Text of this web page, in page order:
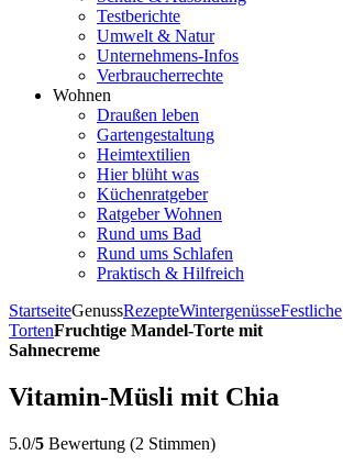
Testberichte
Umwelt & Natur
Unternehmens-Infos
Verbraucherrechte
Wohnen
Draußen leben
Gartengestaltung
Heimtextilien
Hier blüht was
Küchenratgeber
Ratgeber Wohnen
Rund ums Bad
Rund ums Schlafen
Praktisch & Hilfreich
StartseiteGenussRezepteWintergenüsseFestliche
TortenFruchtige Mandel-Torte mit
Sahnecreme
Vitamin-Müsli mit Chia
5.0/5 Bewertung (2 Stimmen)